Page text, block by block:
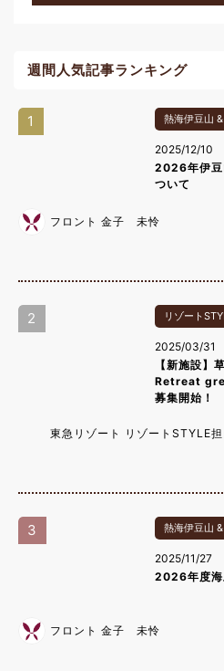
週間人気記事ランキング
1 熱海伊豆山
2025/12/10
2026年伊豆
ついて
フロント 金子 未怜
2 リゾート
2025/03/31
【新施設
Retreat
募集開始！
東急リゾート リゾートSTYLE担
3 熱海伊豆山
2025/11/27
2026年度海
フロント 金子 未怜